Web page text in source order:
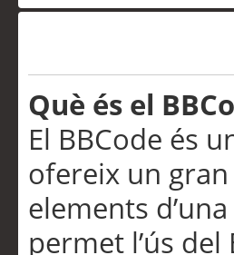
Què és el
El BBCode és
ofereix un
elements
permet l’ús